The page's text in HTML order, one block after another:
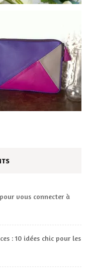
vous connecter à
: 10 idées chic pour les